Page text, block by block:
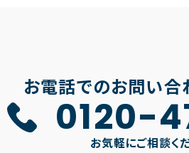
お電話でのお問い合
0120-
お気軽にご相談く